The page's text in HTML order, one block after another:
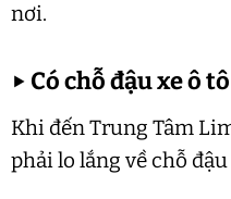
nơi.
▶ Có chỗ đậu xe ô
Khi đến Trung Tâm
phải lo lắng về chỗ đậu